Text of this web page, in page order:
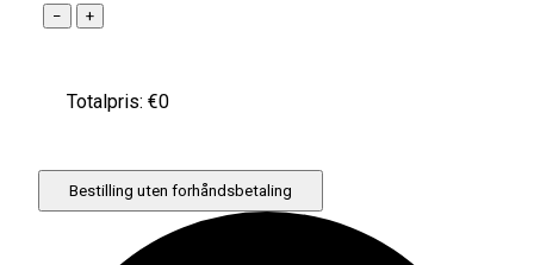
− +
Totalpris: €0
Bestilling uten forhåndsbetaling